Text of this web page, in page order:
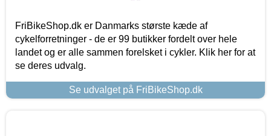
FriBikeShop.dk er Danmarks største kæde af
cykelforretninger - de er 99 butikker fordelt over hele
landet og er alle sammen forelsket i cykler. Klik her for at
se deres udvalg.
Se udvalget på FriBikeShop.dk